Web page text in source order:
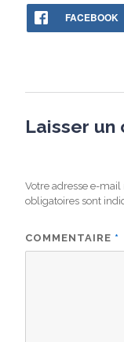
FACEBOOK
Laisser un
Votre adresse e-mail
obligatoires sont
COMMENTAIRE *